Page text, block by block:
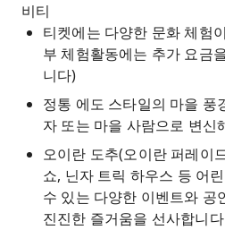
비티
티켓에는 다양한 문화 체험
부 체험활동에는 추가 요금
니다)
정통 에도 스타일의 마을 풍
자 또는 마을 사람으로 변신
오이란 도추(오이란 퍼레이
쇼, 닌자 트릭 하우스 등 어
수 있는 다양한 이벤트와 공
진진한 즐거움을 선사합니